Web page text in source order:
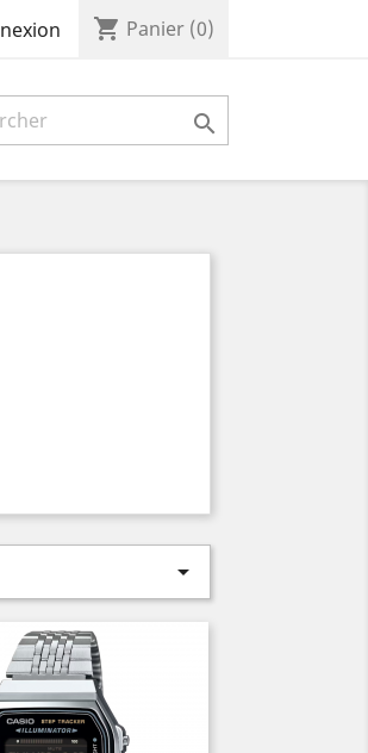
shopping_cart Panier (0)

